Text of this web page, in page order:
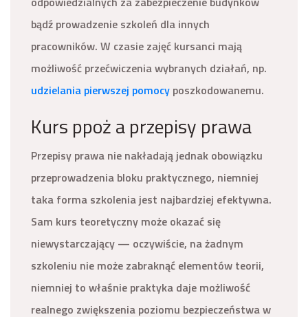
bądź prowadzenie szkoleń dla innych
pracowników. W czasie zajęć kursanci mają
możliwość przećwiczenia wybranych działań, np.
udzielania pierwszej pomocy poszkodowanemu.
Kurs ppoż a przepisy prawa
Przepisy prawa nie nakładają jednak obowiązku
przeprowadzenia bloku praktycznego, niemniej
taka forma szkolenia jest najbardziej efektywna.
Sam kurs teoretyczny może okazać się
niewystarczający — oczywiście, na żadnym
szkoleniu nie może zabraknąć elementów teorii,
niemniej to właśnie praktyka daje możliwość
realnego zwiększenia poziomu bezpieczeństwa w